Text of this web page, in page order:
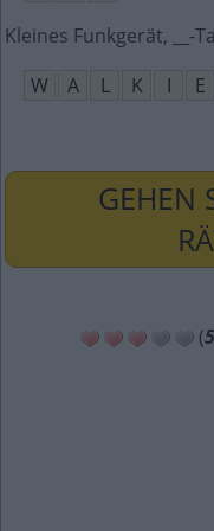
Kleines Funkgerät, __-
W
A L K I E
GEHEN
(